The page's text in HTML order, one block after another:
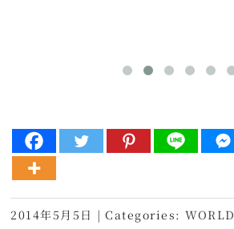
2014年5月5日 | Categories:WORLD